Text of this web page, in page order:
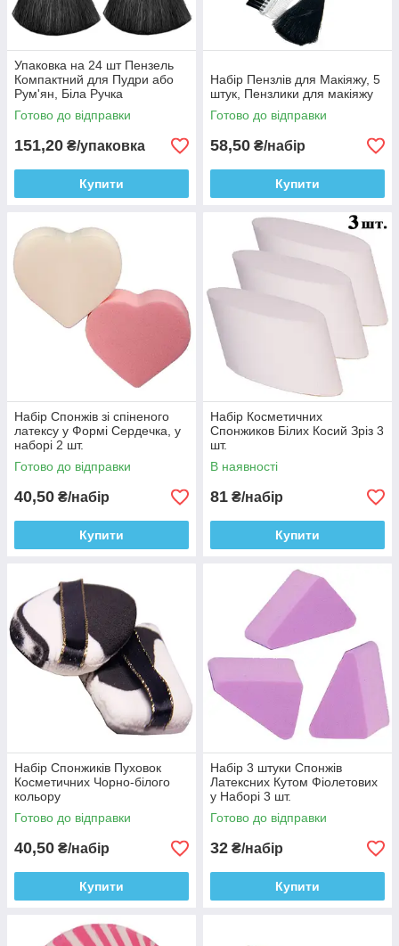
Упаковка на 24 шт Пензель
Компактний для Пудри або
Рум'ян, Біла Ручка
Готово до відправки
151,20 ₴/упаковка
Купити
Набір Пензлів для Макіяжу, 5
штук, Пензлики для макіяжу
Готово до відправки
58,50 ₴/набір
Купити
Набір Спонжів зі спіненого
латексу у Формі Сердечка, у
наборі 2 шт.
Готово до відправки
40,50 ₴/набір
Купити
Набір Косметичних
Спонжиков Білих Косий Зріз 3
шт.
В наявності
81 ₴/набір
Купити
Набір Спонжиків Пуховок
Косметичних Чорно-білого
кольору
Готово до відправки
40,50 ₴/набір
Купити
Набір 3 штуки Спонжів
Латексних Кутом Фіолетових
у Наборі 3 шт.
Готово до відправки
32 ₴/набір
Купити